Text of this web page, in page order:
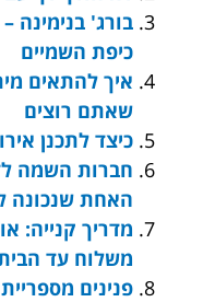
בורג' בנימינה
כיפת השמיים
איך להתאים
שאתם רוצים
כיצד לתכנן
חברות השמה
האחת שנכונה
מדריך קנייה:
משלוח עד
פנינים